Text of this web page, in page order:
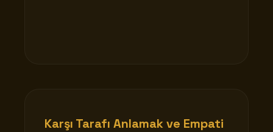
Karşı Tarafı Anlamak ve Empati